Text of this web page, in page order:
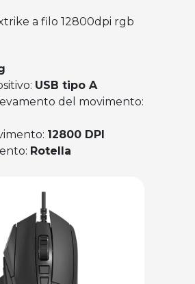
a filo 12800dpi rgb
USB tipo A
del movimento:
12800 DPI
Rotella